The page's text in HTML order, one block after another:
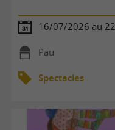
16/07/2026 au
Pau
Spectacles